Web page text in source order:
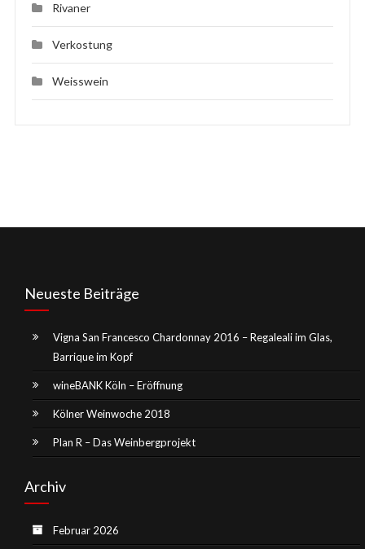
Rivaner
Verkostung
Weisswein
Neueste Beiträge
Vigna San Francesco Chardonnay 2016 – Regaleali im Glas,
Barrique im Kopf
wineBANK Köln – Eröffnung
Kölner Weinwoche 2018
Plan R – Das Weinbergprojekt
Archiv
Februar 2026